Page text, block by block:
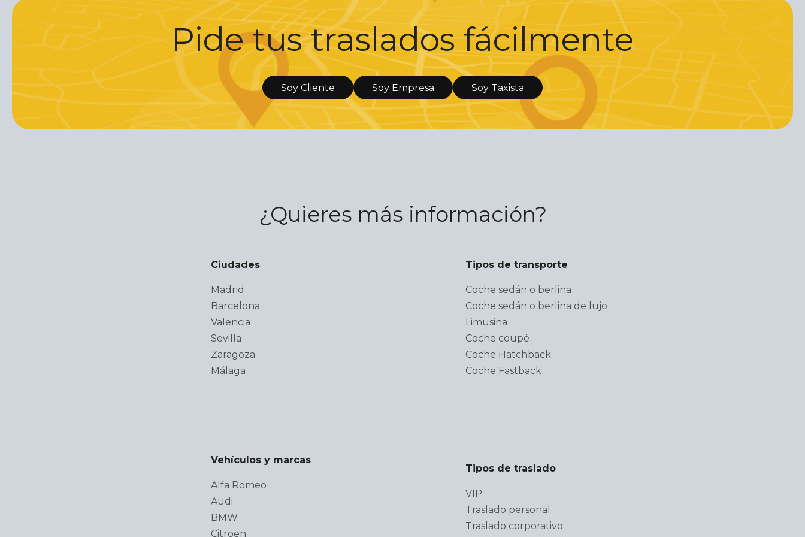
Pide tus traslados fácilmente
Soy Cliente Soy Empresa Soy Taxista
¿Quieres más información?
Ciudades
Madrid
Barcelona
Valencia
Sevilla
Zaragoza
Málaga
Tipos de transporte
Coche sedán o berlina
Coche sedán o berlina de lujo
Limusina
Coche coupé
Coche Hatchback
Coche Fastback
Vehículos y marcas
Alfa Romeo
Audi
BMW
Citroën
Tipos de traslado
VIP
Traslado personal
Traslado corporativo